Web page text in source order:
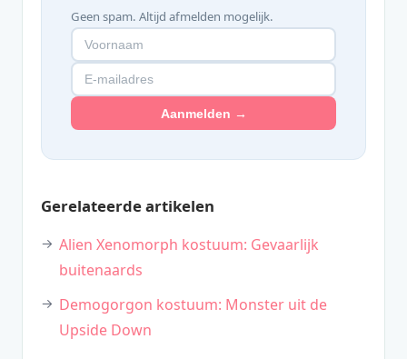
Geen spam. Altijd afmelden mogelijk.
Aanmelden →
Gerelateerde artikelen
Alien Xenomorph kostuum: Gevaarlijk
buitenaards
Demogorgon kostuum: Monster uit de
Upside Down